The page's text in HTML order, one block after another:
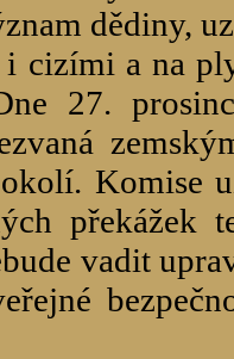
dědiny,
cizími a na
27.
Komise
překážek
vadit